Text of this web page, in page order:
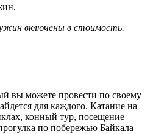
включены в стоимость.
вы можете провести по своему
для каждого. Катание на
конный тур, посещение
по побережью Байкала –